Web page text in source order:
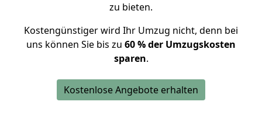
zu bieten.
Kostengünstiger wird Ihr Umzug nicht, denn bei
uns können Sie bis zu 60 % der Umzugskosten
sparen.
Kostenlose Angebote erhalten